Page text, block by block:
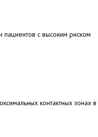
с высоким риском
контактных зонах в